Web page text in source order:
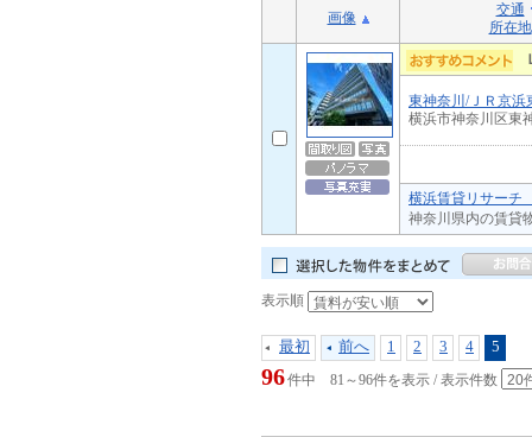
画像
交通
所在地
東神奈川/ＪＲ京
横浜市神奈川区東
横浜賃貸リサーチ
神奈川県内の賃貸
表示順
最初 前へ 1 2 3 4 5
96件中 81～96件を表示 / 表示件数